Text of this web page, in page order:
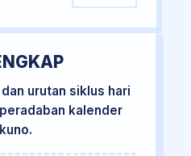
urutan siklus hari
kalender